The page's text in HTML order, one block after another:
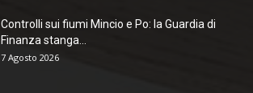
Controlli sui fiumi Mincio e Po: la Guardia di
Finanza stanga...
7 Agosto 2026